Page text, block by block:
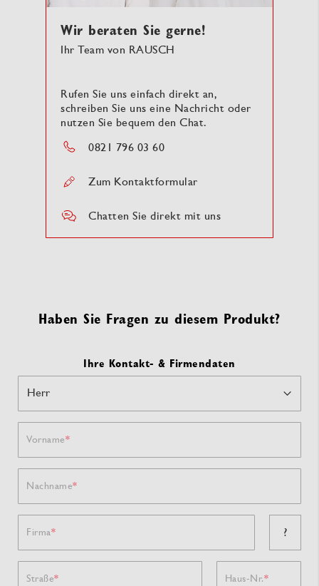
Wir beraten Sie gerne!
Ihr Team von RAUSCH
Rufen Sie uns einfach direkt an,
schreiben Sie uns eine Nachricht oder
nutzen Sie bequem den Chat.
0821 796 03 60
Zum Kontaktformular
Chatten Sie direkt mit uns
Haben Sie Fragen zu diesem Produkt?
Ihre Kontakt- & Firmendaten
Vorname
Nachname
Firma ?
Straße Haus-Nr.